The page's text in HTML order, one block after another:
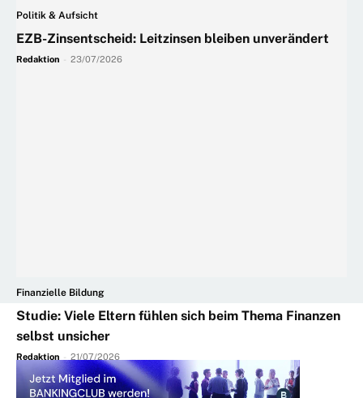
Politik & Aufsicht
EZB-Zinsentscheid: Leitzinsen bleiben unverändert
Redaktion 23/07/2026
Finanzielle Bildung
Studie: Viele Eltern fühlen sich beim Thema Finanzen
selbst unsicher
Redaktion - 21/07/2026